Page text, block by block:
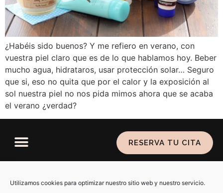
Utilizamos cookies para optimizar nuestro sitio web y nuestro servicio.
¿Habéis sido buenos? Y me refiero en verano, con
vuestra piel claro que es de lo que hablamos hoy. Beber
mucho agua, hidrataros, usar protección solar… Seguro
que si, eso no quita que por el calor y la exposición al
sol nuestra piel no nos pida mimos ahora que se acaba
el verano ¿verdad?
RESERVA TU CITA
cookies